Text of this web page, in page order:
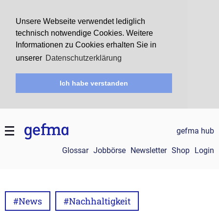
Unsere Webseite verwendet lediglich
technisch notwendige Cookies. Weitere
Informationen zu Cookies erhalten Sie in
unserer Datenschutzerklärung
Ich habe verstanden
gefma hub
Glossar Jobbörse Newsletter Shop Login
#News #Nachhaltigkeit